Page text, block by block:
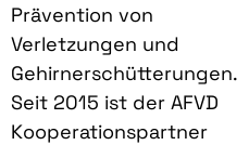
Prävention von
Verletzungen und
Gehirnerschütterungen.
Seit 2015 ist der AFVD
Kooperationspartner